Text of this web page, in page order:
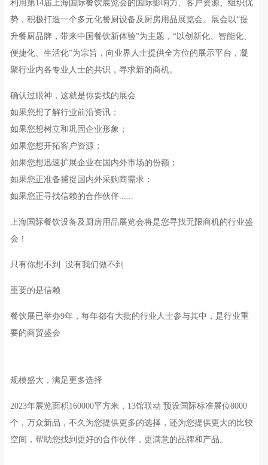
利用第14届上海国际餐饮展览会的国际影响力、客户资源、组织优
势，积极打造一个多元化餐厨设备及厨房用品展览会。展会以“提
升餐厨品牌，带来中国餐饮新体验”为主题，“以创新化、智能化、
便捷化、生活化”为宗旨，向业界人士提供全方位的展示平台，凝
聚行业内各专业人士的共识，寻求新的商机。
确认过眼神，这就是你要找的展会
如果您想了解行业前沿资讯；
如果您想树立和巩固企业形象；
如果您想开拓客户资源；
如果您想迅速扩展企业在国内外市场的份额；
如果您正准备捕捉国内外采购商需求；
如果您正寻找信赖的合作伙伴......
上海国际餐饮设备及厨房用品展览会将是您寻找无限商机的行业盛
会！
只有你想不到 没有我们做不到
重要的是信赖
餐饮展已举办9年，每年都有大批的行业人士参与其中，是行业重
要的商贸盛会
规模盛大，满足更多选择
2023年展览面积160000平方米，13馆联动 预设国际标准展位8000
个，万众新品，不久为您提供更多的选择，还为您提供更大的比较
空间，帮助您找到更好的合作伙伴，更满意的品牌和产品。